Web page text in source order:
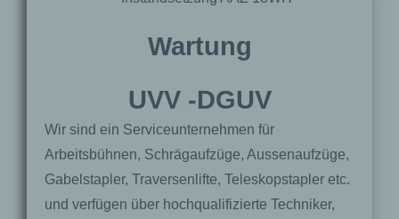
Wartung
UVV -DGUV
Wir sind ein Serviceunternehmen für
Arbeitsbühnen, Schrägaufzüge, Aussenaufzüge,
Gabelstapler, Traversenlifte, Teleskopstapler etc.
und verfügen über hochqualifizierte Techniker,